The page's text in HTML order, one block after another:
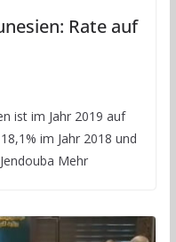
Rate auf
ist im Jahr 2019 auf
im Jahr 2018 und
Mehr